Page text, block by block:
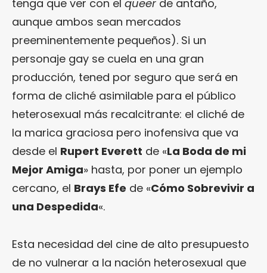
tenga que ver con el queer de antaño,
aunque ambos sean mercados
preeminentemente pequeños). Si un
personaje gay se cuela en una gran
producción, tened por seguro que será en
forma de cliché asimilable para el público
heterosexual más recalcitrante: el cliché de
la marica graciosa pero inofensiva que va
desde el Rupert Everett de «La Boda de mi
Mejor Amiga» hasta, por poner un ejemplo
cercano, el Brays Efe de «Cómo Sobrevivir a
una Despedida«.
Esta necesidad del cine de alto presupuesto
de no vulnerar a la nación heterosexual que